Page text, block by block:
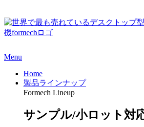
Menu
Home
製品ラインナップ
Formech Lineup
サンプル/小ロット対